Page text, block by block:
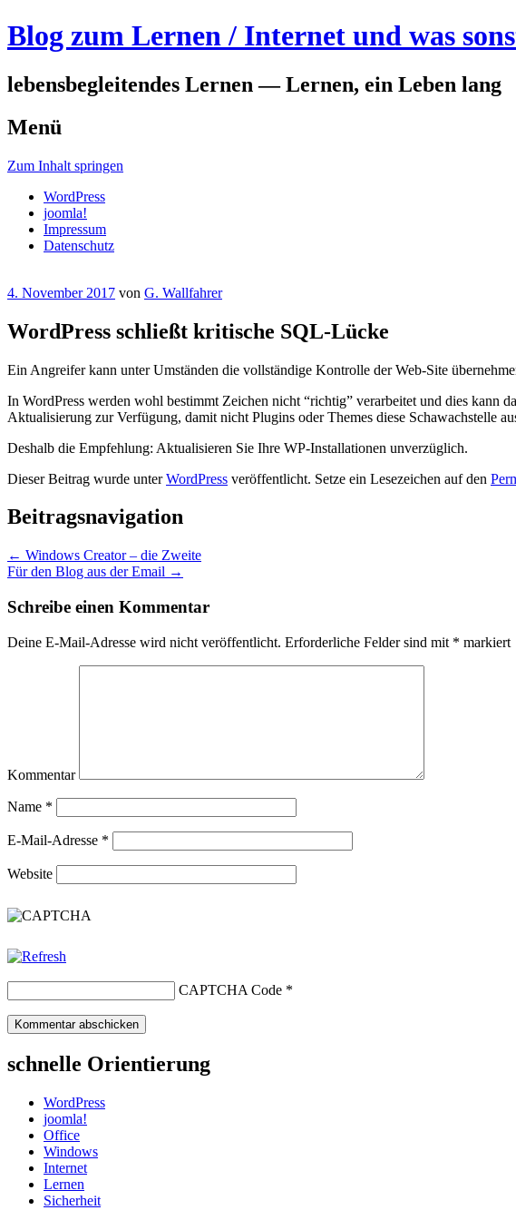
Blog zum Lernen / Internet und was
lebensbegleitendes Lernen — Lernen, ein Leben lang
Menü
Zum Inhalt springen
WordPress
joomla!
Impressum
Datenschutz
4. November 2017 von G. Wallfahrer
WordPress schließt kritische SQL-Lücke
Ein Angreifer kann unter Umständen die vollständige Kontrolle der Web-Site
In WordPress werden wohl bestimmt Zeichen nicht “richtig” verarbeitet und dies kann
Aktualisierung zur Verfügung, damit nicht Plugins oder Themes diese Schawachstelle
Deshalb die Empfehlung: Aktualisieren Sie Ihre WP-Installationen unverzüglich.
Dieser Beitrag wurde unterWordPress veröffentlicht. Setze ein Lesezeichen auf den
Beitragsnavigation
← Windows Creator – die Zweite
Für den Blog aus der Email →
Schreibe einen Kommentar
Deine E-Mail-Adresse wird nicht veröffentlicht. Erforderliche Felder sind mit * markiert
Kommentar
Name *
E-Mail-Adresse *
Website
CAPTCHA Code *
schnelle Orientierung
WordPress
joomla!
Office
Windows
Internet
Lernen
Sicherheit